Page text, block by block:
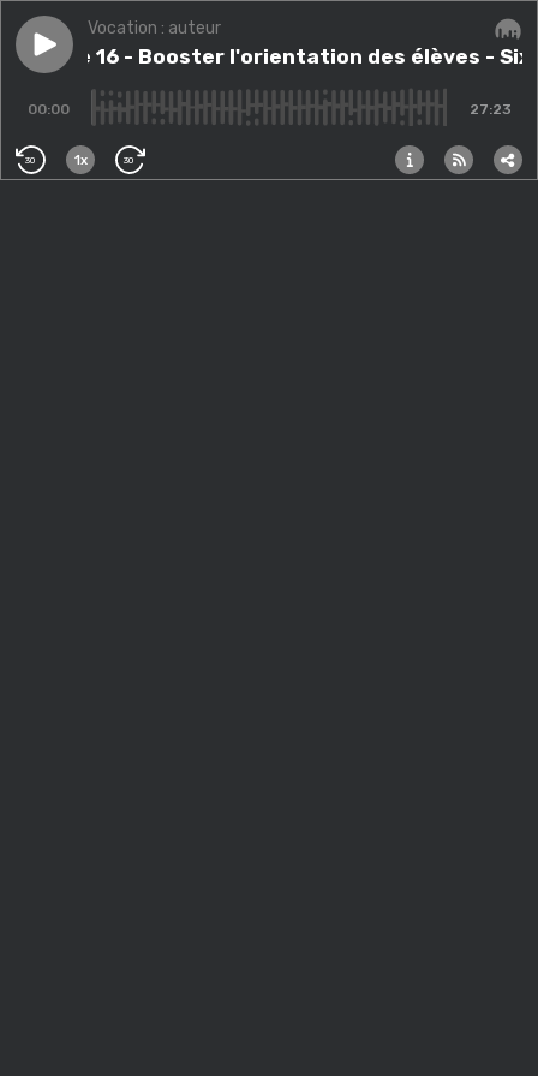
Play episode Episode 16 - Booster l'orientation des élèves -
Vocation : auteur
Episode 16 - Booster l'orientation des élèves -
00:00 27:23
30 1x 30